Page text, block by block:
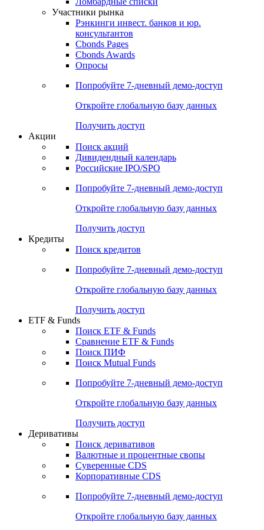
Участники рынка
Рэнкинги инвест. банков и юр.
консультантов
Cbonds Pages
Cbonds Awards
Опросы
Попробуйте 7-дневный демо-доступ
Откройте глобальную базу данных
Получить доступ
Акции
Поиск акций
Дивидендный календарь
Российские IPO/SPO
Попробуйте 7-дневный демо-доступ
Откройте глобальную базу данных
Получить доступ
Кредиты
Поиск кредитов
Попробуйте 7-дневный демо-доступ
Откройте глобальную базу данных
Получить доступ
ETF & Funds
Поиск ETF & Funds
Сравнение ETF & Funds
Поиск ПИФ
Поиск Mutual Funds
Попробуйте 7-дневный демо-доступ
Откройте глобальную базу данных
Получить доступ
Деривативы
Поиск деривативов
Валютные и процентные свопы
Суверенные CDS
Корпоративные CDS
Попробуйте 7-дневный демо-доступ
Откройте глобальную базу данных